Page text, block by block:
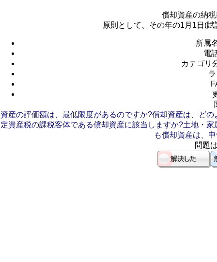
償却資産の納
原則として、その年の1月1日(
所属
電
カテゴリ
資産の評価額は、最低限度があるのですか?償却資産は、どの
定資産税の課税客体である償却資産に該当しますか?土地・家
も償却資産は、
問題